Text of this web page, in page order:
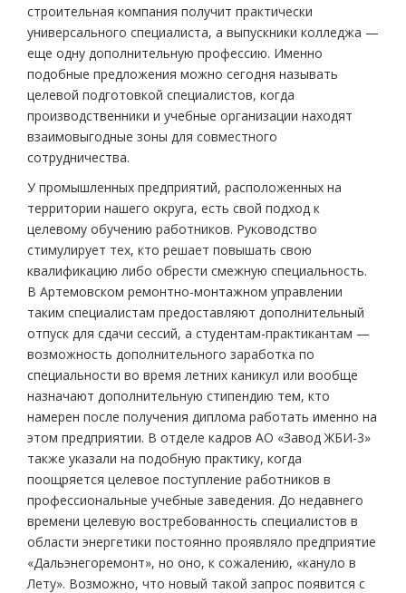
строительная компания получит практически
универсального специалиста, а выпускники колледжа —
еще одну дополнительную профессию. Именно
подобные предложения можно сегодня называть
целевой подготовкой специалистов, когда
производственники и учебные организации находят
взаимовыгодные зоны для совместного
сотрудничества.
У промышленных предприятий, расположенных на
территории нашего округа, есть свой подход к
целевому обучению работников. Руководство
стимулирует тех, кто решает повышать свою
квалификацию либо обрести смежную специальность.
В Артемовском ремонтно-монтажном управлении
таким специалистам предоставляют дополнительный
отпуск для сдачи сессий, а студентам-практикантам —
возможность дополнительного заработка по
специальности во время летних каникул или вообще
назначают дополнительную стипендию тем, кто
намерен после получения диплома работать именно на
этом предприятии. В отделе кадров АО «Завод ЖБИ-3»
также указали на подобную практику, когда
поощряется целевое поступление работников в
профессиональные учебные заведения. До недавнего
времени целевую востребованность специалистов в
области энергетики постоянно проявляло предприятие
«Дальэнегоремонт», но оно, к сожалению, «кануло в
Лету». Возможно, что новый такой запрос появится с